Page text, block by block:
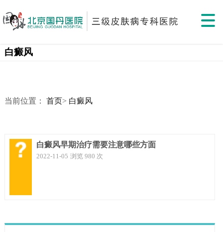
白癜风
当前位置： 首页> 白癜风
白癜风早期治疗需要注意哪些方面
2022-11-05 浏览 980 次